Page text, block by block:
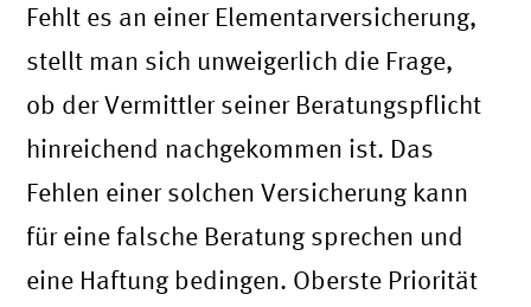
Fehlt es an einer Elementarversicherung,
stellt man sich unweigerlich die Frage,
ob der Vermittler seiner Beratungspflicht
hinreichend nachgekommen ist. Das
Fehlen einer solchen Versicherung kann
für eine falsche Beratung sprechen und
eine Haftung bedingen. Oberste Priorität